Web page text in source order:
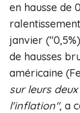
en hausse de
janvier
de hausses
américaine
sur leurs
l'inflation", a